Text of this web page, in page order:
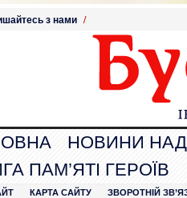
з нами /
НОВИНИ
ПАМ’ЯТІ ГЕРОЇВ
КАРТА САЙТУ ЗВОРОТНІЙ